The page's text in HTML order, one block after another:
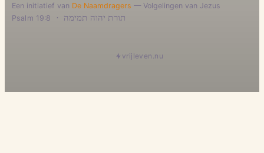
Een initiatief van De Naamdragers — Volgelingen van Jezus
תורת יהוה תמימה ·
Psalm 19:8
vrijleven.nu